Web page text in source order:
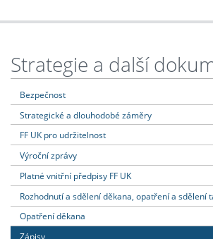
Strategie a další
Bezpečnost
Strategické a dlouhodobé záměry
FF UK pro udržitelnost
Výroční zprávy
Platné vnitřní předpisy FF UK
Rozhodnutí a sdělení děkana, opatření a sdělení
Opatření děkana
Zápisy